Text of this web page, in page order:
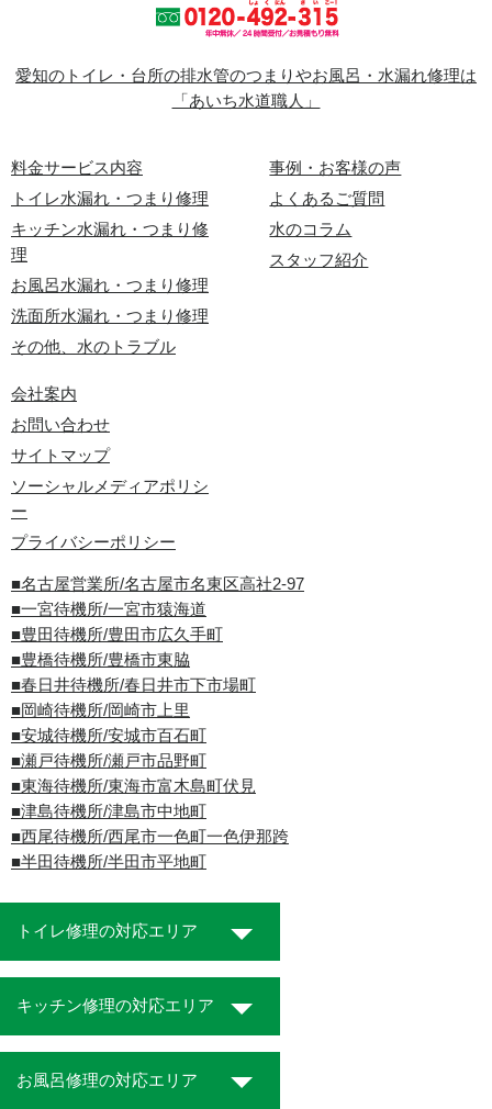
愛知のトイレ・台所の排水管のつまりやお風呂・水漏れ修理は
「あいち水道職人」
料金サービス内容
トイレ水漏れ・つまり修理
キッチン水漏れ・つまり修
理
お風呂水漏れ・つまり修理
洗面所水漏れ・つまり修理
その他、水のトラブル
事例・お客様の声
よくあるご質問
水のコラム
スタッフ紹介
会社案内
お問い合わせ
サイトマップ
ソーシャルメディアポリシ
ー
プライバシーポリシー
■名古屋営業所/名古屋市名東区高社2-97
■一宮待機所/一宮市猿海道
■豊田待機所/豊田市広久手町
■豊橋待機所/豊橋市東脇
■春日井待機所/春日井市下市場町
■岡崎待機所/岡崎市上里
■安城待機所/安城市百石町
■瀬戸待機所/瀬戸市品野町
■東海待機所/東海市富木島町伏見
■津島待機所/津島市中地町
■西尾待機所/西尾市一色町一色伊那跨
■半田待機所/半田市平地町
トイレ修理の対応エリア
キッチン修理の対応エリア
お風呂修理の対応エリア